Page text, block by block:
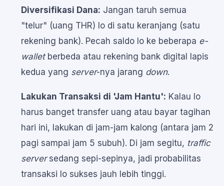
Diversifikasi Dana: Jangan taruh semua
"telur" (uang THR) lo di satu keranjang (satu
rekening bank). Pecah saldo lo ke beberapa e-
walletberbeda atau rekening bank digital lapis
kedua yang server-nya jarang down.
Lakukan Transaksi di 'Jam Hantu': Kalau lo
harus banget transfer uang atau bayar tagihan
hari ini, lakukan di jam-jam kalong (antara jam 2
pagi sampai jam 5 subuh). Di jam segitu, traffic
serversedang sepi-sepinya, jadi probabilitas
transaksi lo sukses jauh lebih tinggi.